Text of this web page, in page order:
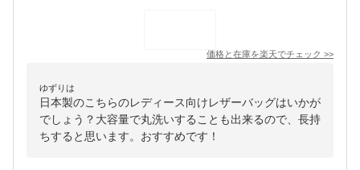
価格と在庫を楽天でチェック >>
ゆずりは
日本製のこちらのレディース向けレザーバッグはいかが
でしょう？大容量で丸洗いすることも出来るので、長持
ちすると思います。おすすめです！